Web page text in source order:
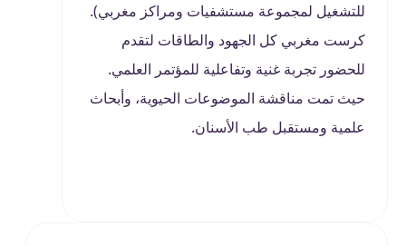
للتشغيل لمجموعة مستشفيات ومراكز مغربي).
كرست مغربي كل الجهود والطاقات لتقدم
للحضور تجربة غنية وتفاعلية للمؤتمر العلمي.
حيث تمت مناقشة الموضوعات الحيوية، وأبحاث
علمية ومستقبل طب الأسنان.